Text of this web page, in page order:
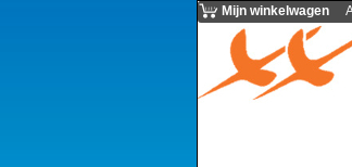
Mijn winkelwagen